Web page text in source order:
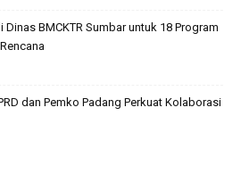
Dinas BMCKTR Sumbar untuk 18 Program
dan Pemko Padang Perkuat Kolaborasi